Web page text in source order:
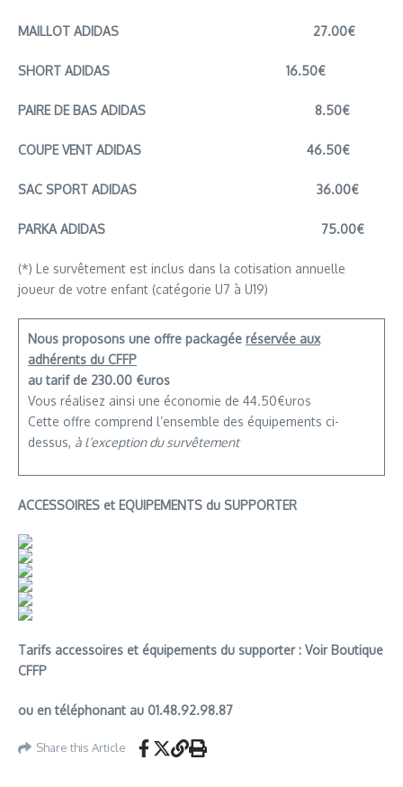
MAILLOT ADIDAS 27.00€
SHORT ADIDAS 16.50€
PAIRE DE BAS ADIDAS 8.50€
COUPE VENT ADIDAS 46.50€
SAC SPORT ADIDAS 36.00€
PARKA ADIDAS 75.00€
(*) Le survêtement est inclus dans la cotisation annuelle
joueur de votre enfant (catégorie U7 à U19)
Nous proposons une offre packagée réservée aux
adhérents du CFFP
au tarif de 230.00 €uros
Vous réalisez ainsi une économie de 44.50€uros
Cette offre comprend l’ensemble des équipements ci-
dessus, à l’exception du survêtement
ACCESSOIRES et EQUIPEMENTS du SUPPORTER
Tarifs accessoires et équipements du supporter : Voir Boutique
CFFP
ou en téléphonant au 01.48.92.98.87
Share this Article